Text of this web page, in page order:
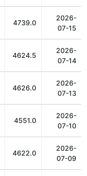
2026-
07-15
4739.0
2026-
07-14
4624.5
2026-
07-13
4626.0
2026-
07-10
4551.0
2026-
07-09
4622.0